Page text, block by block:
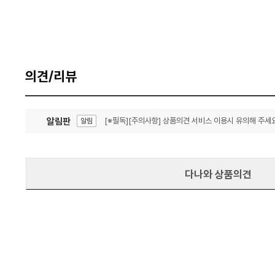
의견/리뷰
알림판 알림 [※필독][주의사항] 상품의견 서비스 이용시 유의해 주세
다나와 상품의견